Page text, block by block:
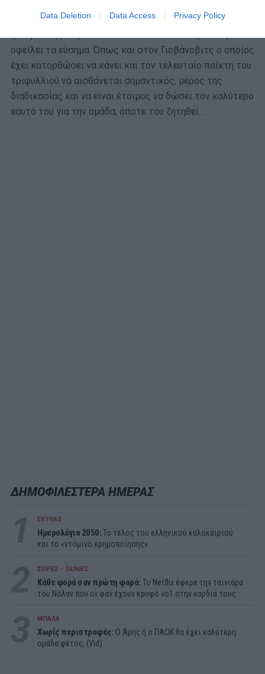
Data Deletion Data Access Privacy Policy
πουθενά σε απόδοση. Απέναντι στον Ολυμπιακό,
οφείλει τα εύσημα. Όπως και στον Γιοβάνοβιτς ο οποίος
έχει κατορθώσει να κάνει και τον τελευταίο παίκτη του
τριφυλλιού να αισθάνεται σημαντικός, μέρος της
διαδικασίας και να είναι έτοιμος να δώσει τον καλύτερο
εαυτό του για την ομάδα, όποτε του ζητηθεί…
ΔΗΜΟΦΙΛΕΣΤΕΡΑ ΗΜΕΡΑΣ
EXTRAS
Ημερολόγιο 2050:To τέλος του ελληνικού καλοκαιριού
και το «ντόμινο ερημοποίησης»
ΣΕΙΡΕΣ - ΤΑΙΝΙΕΣ
Κάθε φορά σαν πρώτη φορά: Το Netflix έφερε την ταινιάρα
του Νόλαν που οι φαν έχουν κρυφό νο1 στην καρδιά τους
ΜΠΑΛΑ
Χωρίς περιστροφές: Ο Άρης ή ο ΠΑΟΚ θα έχει καλύτερη
ομάδα φέτος; (Vid)